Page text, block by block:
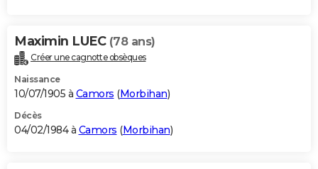
Maximin LUEC (78 ans)
Créer une cagnotte obsèques
Naissance
10/07/1905 à Camors (Morbihan)
Décès
04/02/1984 à Camors (Morbihan)